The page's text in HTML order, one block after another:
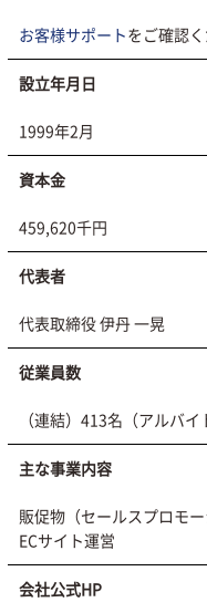
お客様サポートをご確認
設立年月日
1999年2月
資本金
459,620千円
代表者
代表取締役 伊丹 一晃
従業員数
（連結）413名（アルバ
主な事業内容
販促物（セールスプロモ
ECサイト運営
会社公式HP